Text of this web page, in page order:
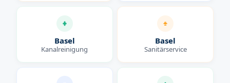
Basel
Kanalreinigung
Basel
Sanitärservice